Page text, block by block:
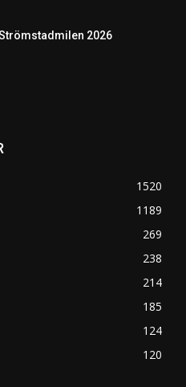
2026
1520
1189
269
238
214
185
124
120